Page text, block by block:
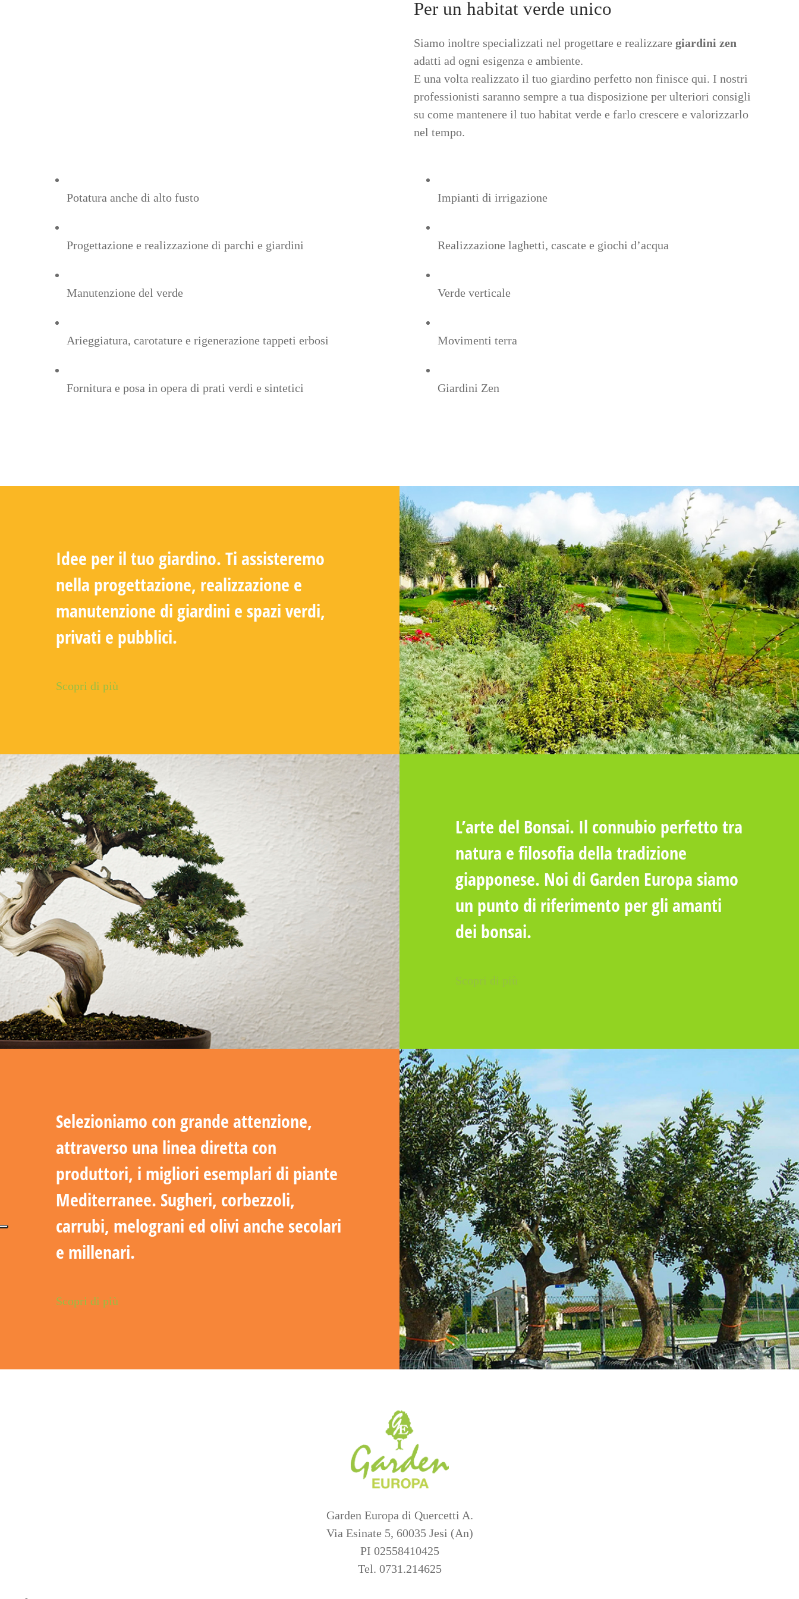
Per un habitat verde unico
Siamo inoltre specializzati nel progettare e realizzare giardini zen
adatti ad ogni esigenza e ambiente.
E una volta realizzato il tuo giardino perfetto non finisce qui. I nostri
professionisti saranno sempre a tua disposizione per ulteriori consigli
su come mantenere il tuo habitat verde e farlo crescere e valorizzarlo
nel tempo.
Potatura anche di alto fusto
Progettazione e realizzazione di parchi e giardini
Manutenzione del verde
Arieggiatura, carotature e rigenerazione tappeti erbosi
Fornitura e posa in opera di prati verdi e sintetici
Impianti di irrigazione
Realizzazione laghetti, cascate e giochi d’acqua
Verde verticale
Movimenti terra
Giardini Zen
Idee per il tuo giardino. Ti assisteremo
nella progettazione, realizzazione e
manutenzione di giardini e spazi verdi,
privati e pubblici.
Scopri di più
L’arte del Bonsai. Il connubio perfetto tra
natura e filosofia della tradizione
giapponese. Noi di Garden Europa siamo
un punto di riferimento per gli amanti
dei bonsai.
Scopri di più
Selezioniamo con grande attenzione,
attraverso una linea diretta con
produttori, i migliori esemplari di piante
Mediterranee. Sugheri, corbezzoli,
carrubi, melograni ed olivi anche secolari
e millenari.
Scopri di più
Garden Europa di Quercetti A.
Via Esinate 5, 60035 Jesi (An)
PI 02558410425
Tel. 0731.214625